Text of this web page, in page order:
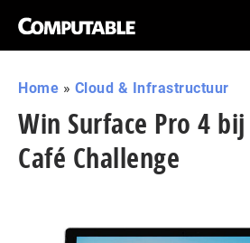
Home » Cloud & Infrastructuur
Win Surface Pro 4
Café Challenge